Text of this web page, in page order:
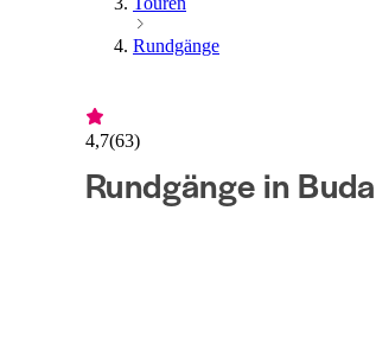
Rundgänge
4,7(63)
Rundgänge in